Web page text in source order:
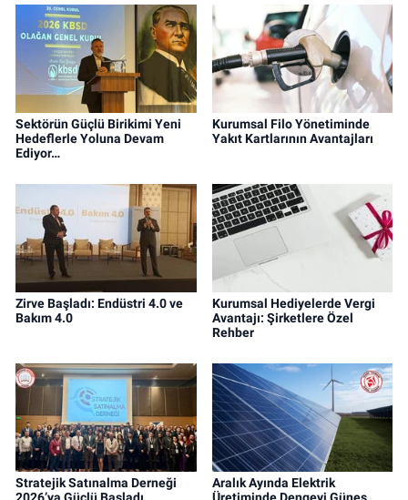
Sektörün Güçlü Birikimi Yeni
Hedeflerle Yoluna Devam
Ediyor…
Kurumsal Filo Yönetiminde
Yakıt Kartlarının Avantajları
Zirve Başladı: Endüstri 4.0 ve
Bakım 4.0
Kurumsal Hediyelerde Vergi
Avantajı: Şirketlere Özel
Rehber
Stratejik Satınalma Derneği
Aralık Ayında Elektrik